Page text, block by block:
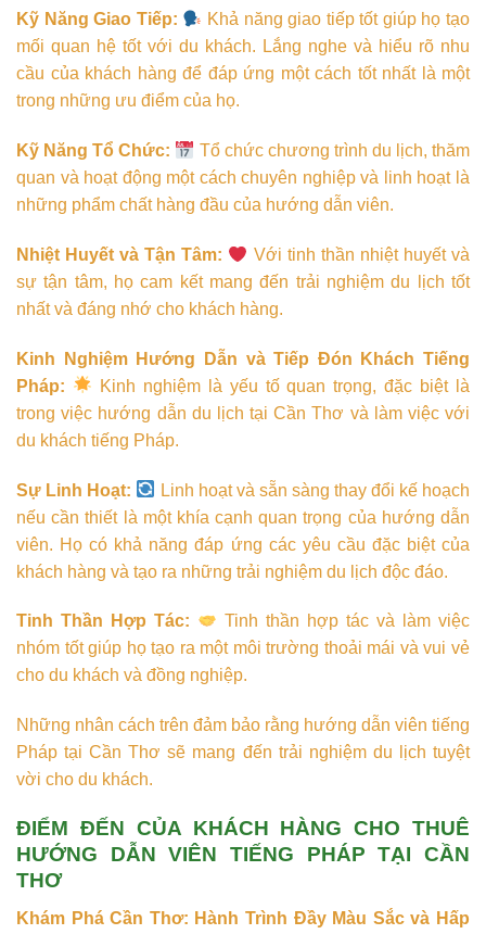
Kỹ Năng Giao Tiếp:
Khả năng giao tiếp tốt giúp họ tạo
mối quan hệ tốt với du khách. Lắng nghe và hiểu rõ nhu
cầu của khách hàng để đáp ứng một cách tốt nhất là một
trong những ưu điểm của họ.
Kỹ Năng Tổ Chức:
Tổ chức chương trình du lịch, thăm
quan và hoạt động một cách chuyên nghiệp và linh hoạt là
những phẩm chất hàng đầu của hướng dẫn viên.
Nhiệt Huyết và Tận Tâm:
Với tinh thần nhiệt huyết và
sự tận tâm, họ cam kết mang đến trải nghiệm du lịch tốt
nhất và đáng nhớ cho khách hàng.
Kinh Nghiệm Hướng Dẫn và Tiếp Đón Khách Tiếng
Pháp:
Kinh nghiệm là yếu tố quan trọng, đặc biệt là
trong việc hướng dẫn du lịch tại Cần Thơ và làm việc với
du khách tiếng Pháp.
Sự Linh Hoạt:
Linh hoạt và sẵn sàng thay đổi kế hoạch
nếu cần thiết là một khía cạnh quan trọng của hướng dẫn
viên. Họ có khả năng đáp ứng các yêu cầu đặc biệt của
khách hàng và tạo ra những trải nghiệm du lịch độc đáo.
Tinh Thần Hợp Tác:
Tinh thần hợp tác và làm việc
nhóm tốt giúp họ tạo ra một môi trường thoải mái và vui vẻ
cho du khách và đồng nghiệp.
Những nhân cách trên đảm bảo rằng hướng dẫn viên tiếng
Pháp tại Cần Thơ sẽ mang đến trải nghiệm du lịch tuyệt
vời cho du khách.
ĐIỂM ĐẾN CỦA KHÁCH HÀNG CHO THUÊ
HƯỚNG DẪN VIÊN TIẾNG PHÁP TẠI CẦN
THƠ
Khám Phá Cần Thơ: Hành Trình Đầy Màu Sắc và Hấp